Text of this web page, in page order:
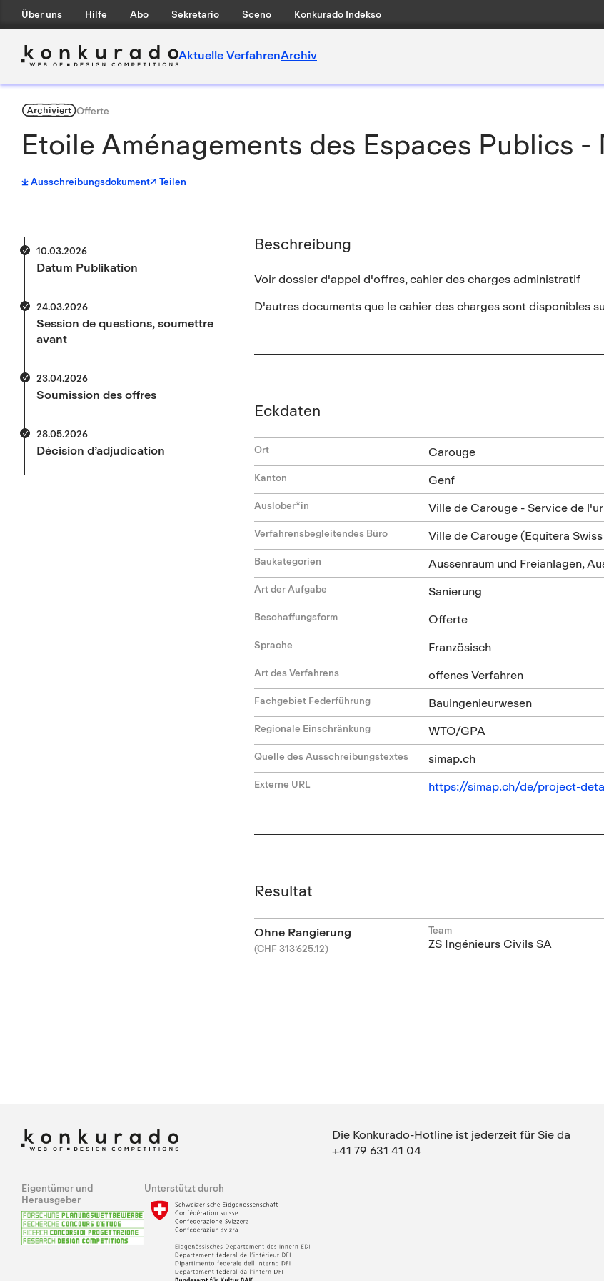
Über uns Hilfe Abo Sekretario Sceno Konkurado Indekso
Aktuelle VerfahrenArchiv
ArchiviertOfferte
Etoile Aménagements des Espaces Publics
Ausschreibungsdokument↗ Teilen
10.03.2026
Datum Publikation
24.03.2026
Session de questions, soumettre
avant
23.04.2026
Soumission des offres
28.05.2026
Décision d’adjudication
Beschreibung
Voir dossier d'appel d'offres, cahier des charges administratif
D'autres documents que le cahier des charges sont disponibles
Eckdaten
Ort Carouge
Kanton Genf
Auslober*in Ville de Carouge - Service de
Verfahrensbegleitendes Büro Ville de Carouge (Equitera
Baukategorien Aussenraum und Freianlagen,
Art der Aufgabe Sanierung
Beschaffungsform Offerte
Sprache Französisch
Art des Verfahrens offenes Verfahren
Fachgebiet Federführung Bauingenieurwesen
Regionale Einschränkung WTO/GPA
Quelle des Ausschreibungstextes simap.ch
Externe URL https://simap.ch/de/project-
Resultat
Ohne Rangierung
(CHF 313’625.12)
Team
ZS Ingénieurs Civils SA
Eigentümer und
Herausgeber
Unterstützt durch
Die Konkurado-Hotline ist jederzeit für Sie da
+41 79 631 41 04